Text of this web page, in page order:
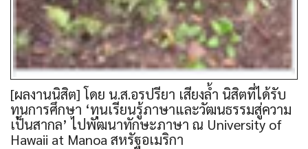
[ผลงานนิสิต] โดย น.ส.อรปรียา เสียงล้ำ นิสิตที่ได้รับ
ทุนการศึกษา ‘ทุนเรียนรู้ภาษาและวัฒนธรรมสู่ความ
เป็นสากล’ ไปพัฒนาทักษะภาษา ณ University of
Hawaii at Manoa สหรัฐอเมริกา